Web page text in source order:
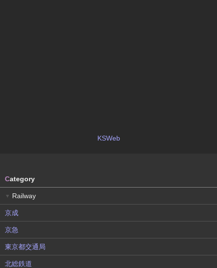
KSWeb
Category
▼ Railway
京成
京急
東京都交通局
北総鉄道